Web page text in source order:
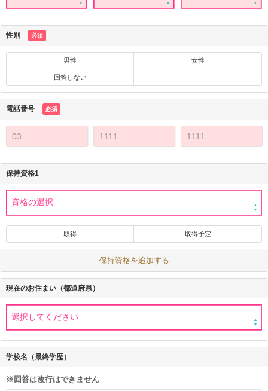
性別 必須
男性 女性
回答しない
電話番号 必須
保持資格1
取得 取得予定
保持資格を追加する
現在のお住まい（都道府県）
学校名（最終学歴）
※回答は改行はできません